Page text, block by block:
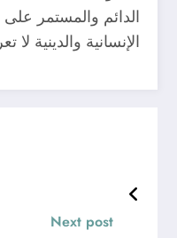
الدائم والمستمر
الإنسانية والدينية
Next post